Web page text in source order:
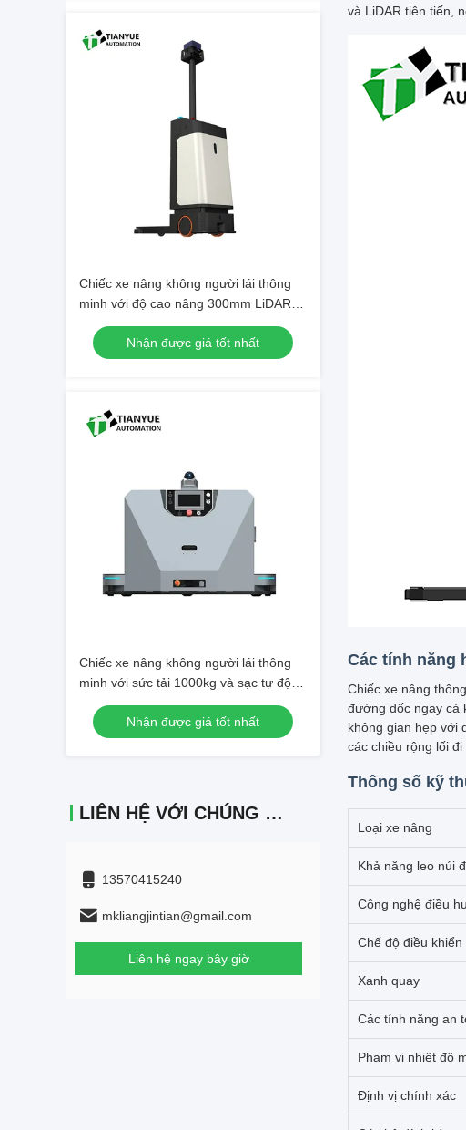
Chiếc xe nâng không người lái thông
minh với độ cao nâng 300mm LiDAR
Và định vị SLAM dựa trên tầm nhìn và
an toàn bơm phía trước
Nhận được giá tốt nhất
Chiếc xe nâng không người lái thông
minh với sức tải 1000kg và sạc tự động
bằng cách đậu với tính năng phát hiện
trở ngại và dừng khẩn cấp
Nhận được giá tốt nhất
LIÊN HỆ VỚI CHÚNG TÔI
13570415240
mkliangjintian@gmail.com
Liên hệ ngay bây giờ
và LiDAR tiên tiến,
Các tính năng
Chiếc xe nâng
đường dốc ngay cả
không gian hẹp với
các chiều rộng lối đi
Thông số kỹ
Loại xe nâng
Khả năng leo núi
Công nghệ điều
Chế độ điều khiển
Xanh quay
Các tính năng an
Phạm vi nhiệt độ
Định vị chính xác